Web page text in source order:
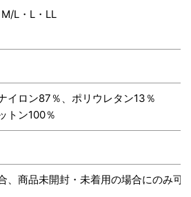
L・L・LL
イロン87％、ポリウレタン13％
トン100％
、商品未開封・未着用の場合にのみ可